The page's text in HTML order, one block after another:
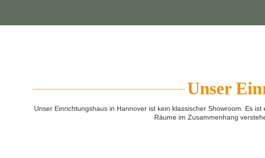
Unser
Unser Einrichtungshaus in Hannover ist kein klassischer Showroom. Es
Räume im Zusammenhang